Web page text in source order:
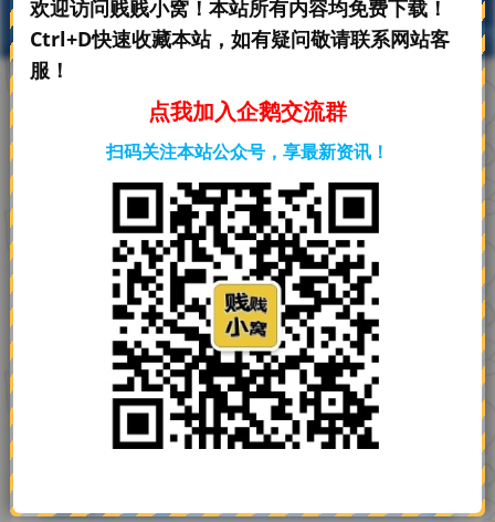
欢迎访问贱贱小窝！本站所有内容均免费下载！
Ctrl+D快速收藏本站，如有疑问敬请联系网站客
服！
点我加入企鹅交流群
扫码关注本站公众号，享最新资讯！
必备软件 正文
文章最后更新时间： 2025年11月10日